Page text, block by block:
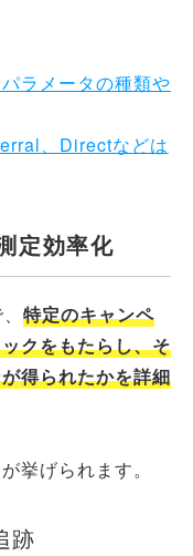
ラメータの種類や
、Directなどは
定効率化
特定のキャンペ
クをもたらし、そ
得られたかを詳細
挙げられます。
跡